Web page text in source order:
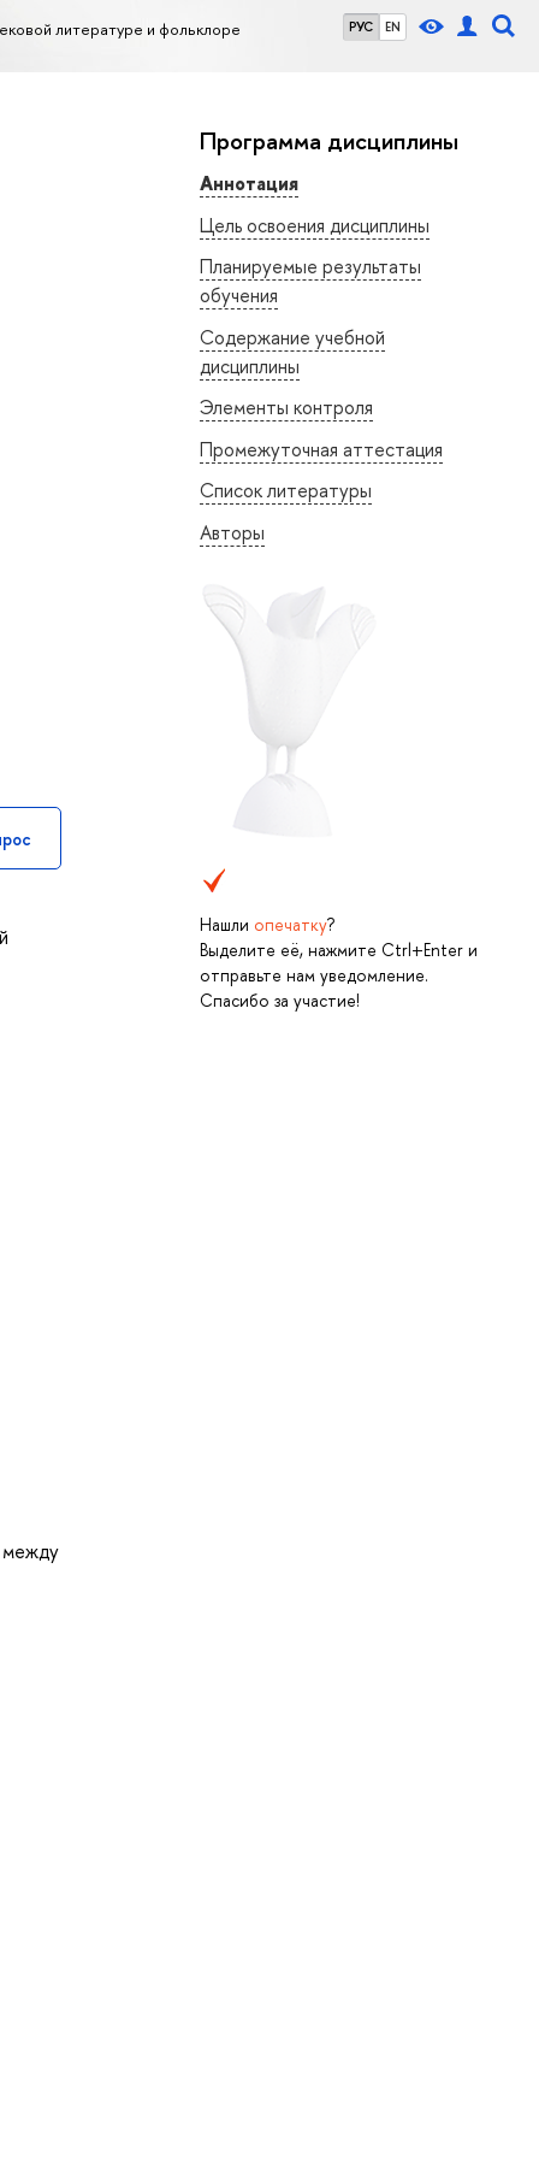
РУС EN
литературе и фольклоре
Программа дисциплины
Аннотация
Цель освоения дисциплины
Планируемые результаты
обучения
Содержание учебной
дисциплины
Элементы контроля
Промежуточная аттестация
Список литературы
Авторы
Нашли опечатку?
Выделите её, нажмите Ctrl+Enter и
отправьте нам уведомление.
Спасибо за участие!
между